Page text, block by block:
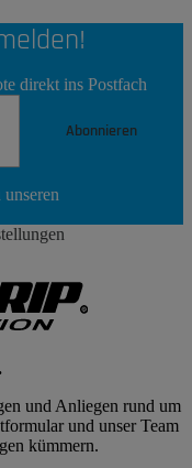
direkt ins Postfach
Abonnieren
und Anliegen rund um
und unser Team
kümmern.